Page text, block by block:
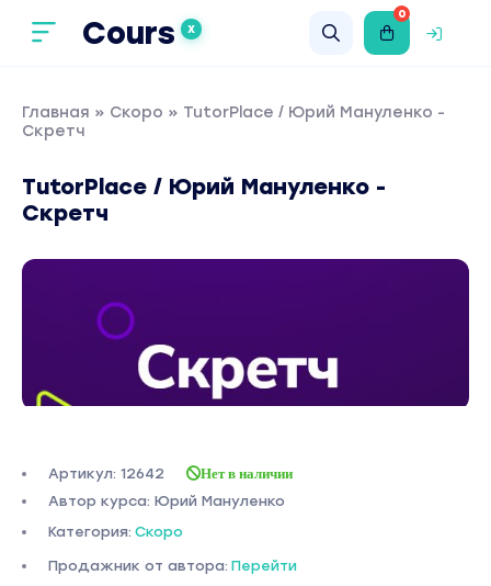
Cours X
0
Главная » Скоро » TutorPlace / Юрий Мануленко -
Скретч
TutorPlace / Юрий Мануленко -
Скретч
Артикул: 12642 Нет в наличии
Автор курса: Юрий Мануленко
Категория: Скоро
Продажник от автора: Перейти